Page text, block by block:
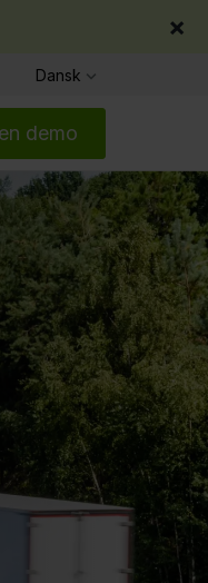
×
Dansk
demo